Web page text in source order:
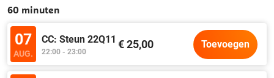
60 minuten
07
AUG.
CC: Steun 22Q11
22:00 - 23:00
€ 25,00 Toevoegen